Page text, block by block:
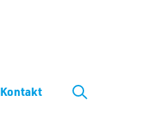
Kontakt